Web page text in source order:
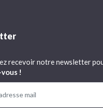
recevoir notre newsletter
!